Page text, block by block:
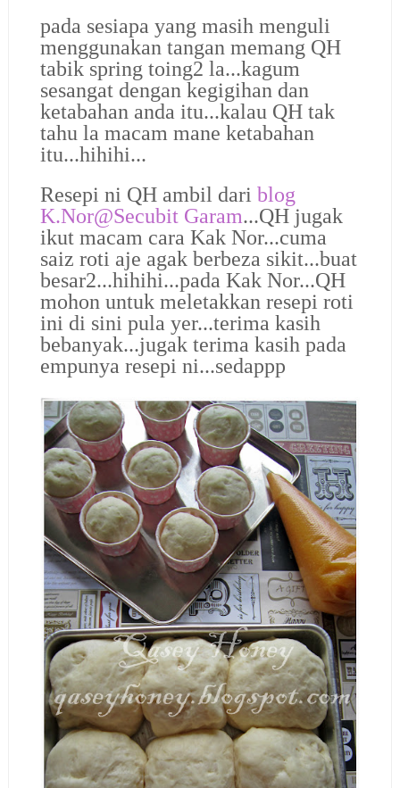
pada sesiapa yang masih menguli
menggunakan tangan memang QH
tabik spring toing2 la...kagum
sesangat dengan kegigihan dan
ketabahan anda itu...kalau QH tak
tahu la macam mane ketabahan
itu...hihihi...
Resepi ni QH ambil dari blog
K.Nor@Secubit Garam...QH jugak
ikut macam cara Kak Nor...cuma
saiz roti aje agak berbeza sikit...buat
besar2...hihihi...pada Kak Nor...QH
mohon untuk meletakkan resepi roti
ini di sini pula yer...terima kasih
bebanyak...jugak terima kasih pada
empunya resepi ni...sedappp